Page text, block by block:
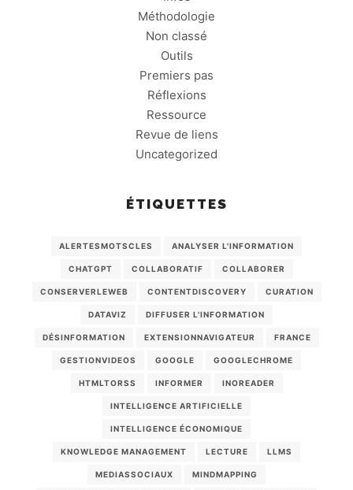
Méthodologie
Non classé
Outils
Premiers pas
Réflexions
Ressource
Revue de liens
Uncategorized
ÉTIQUETTES
ALERTESMOTSCLES ANALYSER L'INFORMATION
CHATGPT COLLABORATIF COLLABORER
CONSERVERLEWEB CONTENTDISCOVERY CURATION
DATAVIZ DIFFUSER L'INFORMATION
DÉSINFORMATION EXTENSIONNAVIGATEUR FRANCE
GESTIONVIDEOS GOOGLE GOOGLECHROME
HTMLTORSS INFORMER INOREADER
INTELLIGENCE ARTIFICIELLE
INTELLIGENCE ÉCONOMIQUE
KNOWLEDGE MANAGEMENT LECTURE LLMS
MEDIASSOCIAUX MINDMAPPING